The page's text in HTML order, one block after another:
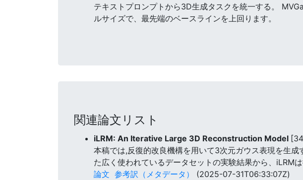
テキストプロンプトから3D生成タスクを統一する。
ルサイズで、最先端のベースラインを上回ります。
関連論文リスト
iLRM: An Iterative Large 3D Reconstruction Model
本稿では,反復的改良機構を用いて3次元ガウス表現を生
た広く使われているデータセットの実験結果から、iLRM
論文 参考訳（メタデータ）
(2025-07-31T06:33:07Z)